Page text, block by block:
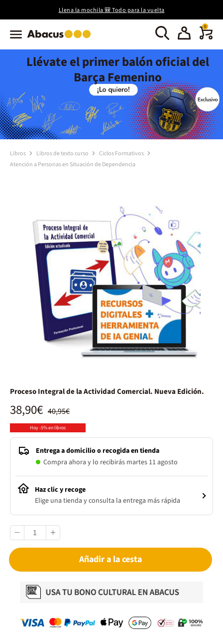
Llena la mochila 🎒 Todo para la vuelta
0
Llévate el primer balón oficial del
Barça Femenino
Libros Libros de texto curso
Ciclos Formativos
Atención a Personas en Situación de Dependencia
Proceso Integral de la Actividad Comercial. Nueva Edición.
40,95€
38,90€
Hoy -5% en libros
Entrega a domicilio o recogida en tienda
Compra ahora y lo recibirás martes 11 agosto
Haz clic y recoge
Elige una tienda y consulta la entrega más rápida
Añadir a la cesta